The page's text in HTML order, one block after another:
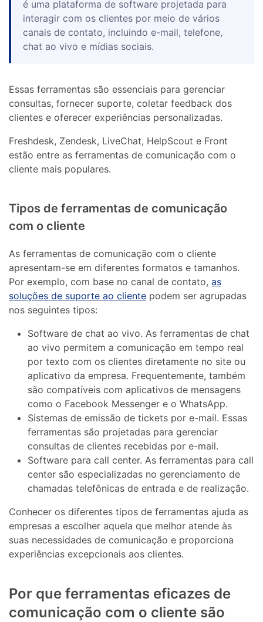
é uma plataforma de software projetada para
interagir com os clientes por meio de vários
canais de contato, incluindo e-mail, telefone,
chat ao vivo e mídias sociais.
Essas ferramentas são essenciais para gerenciar
consultas, fornecer suporte, coletar feedback dos
clientes e oferecer experiências personalizadas.
Freshdesk, Zendesk, LiveChat, HelpScout e Front
estão entre as ferramentas de comunicação com o
cliente mais populares.
Tipos de ferramentas de comunicação
com o cliente
As ferramentas de comunicação com o cliente
apresentam-se em diferentes formatos e tamanhos.
Por exemplo, com base no canal de contato,as
soluções de suporte ao cliente podem ser agrupadas
nos seguintes tipos:
Software de chat ao vivo. As ferramentas de chat
ao vivo permitem a comunicação em tempo real
por texto com os clientes diretamente no site ou
aplicativo da empresa. Frequentemente, também
são compatíveis com aplicativos de mensagens
como o Facebook Messenger e o WhatsApp.
Sistemas de emissão de tickets por e-mail. Essas
ferramentas são projetadas para gerenciar
consultas de clientes recebidas por e-mail.
Software para call center. As ferramentas para call
center são especializadas no gerenciamento de
chamadas telefônicas de entrada e de realização.
Conhecer os diferentes tipos de ferramentas ajuda as
empresas a escolher aquela que melhor atende às
suas necessidades de comunicação e proporciona
experiências excepcionais aos clientes.
Por que ferramentas eficazes de
comunicação com o cliente são